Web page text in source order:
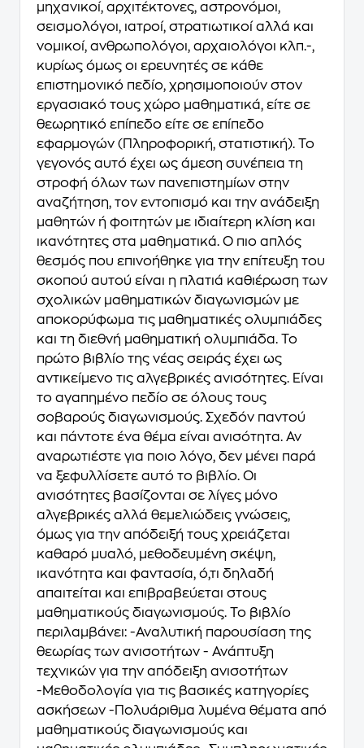
μηχανικοί, αρχιτέκτονες, αστρονόμοι,
σεισμολόγοι, ιατροί, στρατιωτικοί αλλά και
νομικοί, ανθρωπολόγοι, αρχαιολόγοι κλπ.-,
κυρίως όμως οι ερευνητές σε κάθε
επιστημονικό πεδίο, χρησιμοποιούν στον
εργασιακό τους χώρο μαθηματικά, είτε σε
θεωρητικό επίπεδο είτε σε επίπεδο
εφαρμογών (Πληροφορική, στατιστική). Το
γεγονός αυτό έχει ως άμεση συνέπεια τη
στροφή όλων των πανεπιστημίων στην
αναζήτηση, τον εντοπισμό και την ανάδειξη
μαθητών ή φοιτητών με ιδιαίτερη κλίση και
ικανότητες στα μαθηματικά. Ο πιο απλός
θεσμός που επινοήθηκε για την επίτευξη του
σκοπού αυτού είναι η πλατιά καθιέρωση των
σχολικών μαθηματικών διαγωνισμών με
αποκορύφωμα τις μαθηματικές ολυμπιάδες
και τη διεθνή μαθηματική ολυμπιάδα. Το
πρώτο βιβλίο της νέας σειράς έχει ως
αντικείμενο τις αλγεβρικές ανισότητες. Είναι
το αγαπημένο πεδίο σε όλους τους
σοβαρούς διαγωνισμούς. Σχεδόν παντού
και πάντοτε ένα θέμα είναι ανισότητα. Αν
αναρωτιέστε για ποιο λόγο, δεν μένει παρά
να ξεφυλλίσετε αυτό το βιβλίο. Οι
ανισότητες βασίζονται σε λίγες μόνο
αλγεβρικές αλλά θεμελιώδεις γνώσεις,
όμως για την απόδειξή τους χρειάζεται
καθαρό μυαλό, μεθοδευμένη σκέψη,
ικανότητα και φαντασία, ό,τι δηλαδή
απαιτείται και επιβραβεύεται στους
μαθηματικούς διαγωνισμούς. Το βιβλίο
περιλαμβάνει: -Αναλυτική παρουσίαση της
θεωρίας των ανισοτήτων - Ανάπτυξη
τεχνικών για την απόδειξη ανισοτήτων
-Μεθοδολογία για τις βασικές κατηγορίες
ασκήσεων -Πολυάριθμα λυμένα θέματα από
μαθηματικούς διαγωνισμούς και